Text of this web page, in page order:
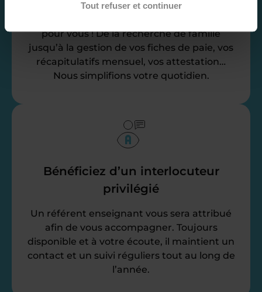
Tout refuser et continuer
pour vous ! De la recherche de famille
jusqu’à la gestion de vos fiches de paie, vos
récapitulatifs mensuel, vos attestation…
Nous simplifions votre quotidien.
Bénéficiez d’un interlocuteur
privilégié
Un référent enseignant vous sera attribué
afin de vous accompagner. Toujours
disponible et à votre écoute, il maintient un
contact et un suivi réguliers tout au long de
l’année.